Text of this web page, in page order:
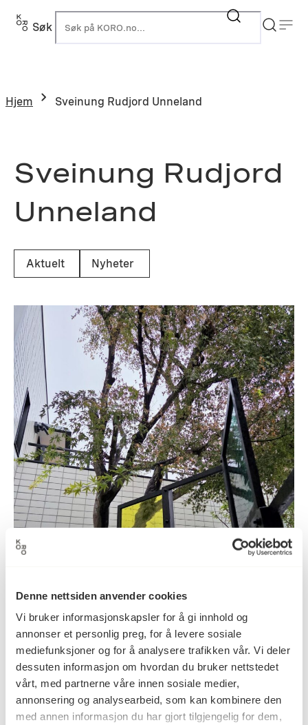
Denne nettsiden anvender cookies
Vi bruker informasjonskapsler for å gi innhold og
annonser et personlig preg, for å levere sosiale
mediefunksjoner og for å analysere trafikken vår. Vi deler
dessuten informasjon om hvordan du bruker nettstedet
vårt, med partnerne våre innen sosiale medier,
annonsering og analysearbeid, som kan kombinere den
med annen informasjon du har gjort tilgjengelig for dem,
Hopp
Søk
Hjem Sveinung Rudjord Unneland
Sveinung Rudjord
Unneland
Aktuelt Nyheter
Aktuelt07.11.2025
Markering av nytt kunstprosjekt for